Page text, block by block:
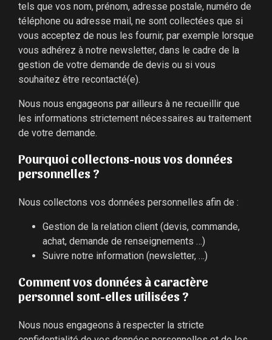
tels que vos nom, prénom, adresse postale, numéro de
téléphone ou adresse mail, ne sont collectées que si
vous acceptez de nous les fournir, par exemple lorsque
vous adhérez à notre newsletter, dans le cadre de la
gestion de votre demande de devis ou si vous
souhaitez être recontacté(e).
Nous nous engageons par ailleurs à ne recueillir que
les informations strictement nécessaires au traitement
de votre demande.
Pourquoi collectons-nous vos données
personnelles ?
Nous collectons vos données personnelles afin de :
Gestion de la relation client (devis, commande,
achat, demande de renseignements …)
Suivre notre information (newsletter, …)
Comment vos données à caractère
personnel sont-elles utilisées ?
Nous nous engageons à respecter la stricte